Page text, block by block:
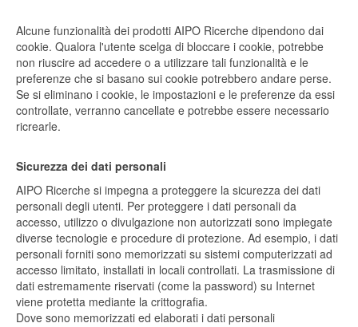
Alcune funzionalità dei prodotti AIPO Ricerche dipendono dai
cookie. Qualora l'utente scelga di bloccare i cookie, potrebbe
non riuscire ad accedere o a utilizzare tali funzionalità e le
preferenze che si basano sui cookie potrebbero andare perse.
Se si eliminano i cookie, le impostazioni e le preferenze da essi
controllate, verranno cancellate e potrebbe essere necessario
ricrearle.
Sicurezza dei dati personali
AIPO Ricerche si impegna a proteggere la sicurezza dei dati
personali degli utenti. Per proteggere i dati personali da
accesso, utilizzo o divulgazione non autorizzati sono impiegate
diverse tecnologie e procedure di protezione. Ad esempio, i dati
personali forniti sono memorizzati su sistemi computerizzati ad
accesso limitato, installati in locali controllati. La trasmissione di
dati estremamente riservati (come la password) su Internet
viene protetta mediante la crittografia.
Dove sono memorizzati ed elaborati i dati personali